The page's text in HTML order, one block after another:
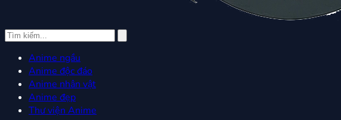
Anime ngầu
Anime độc đáo
Anime nhân vật
Anime đẹp
Thư viện Anime